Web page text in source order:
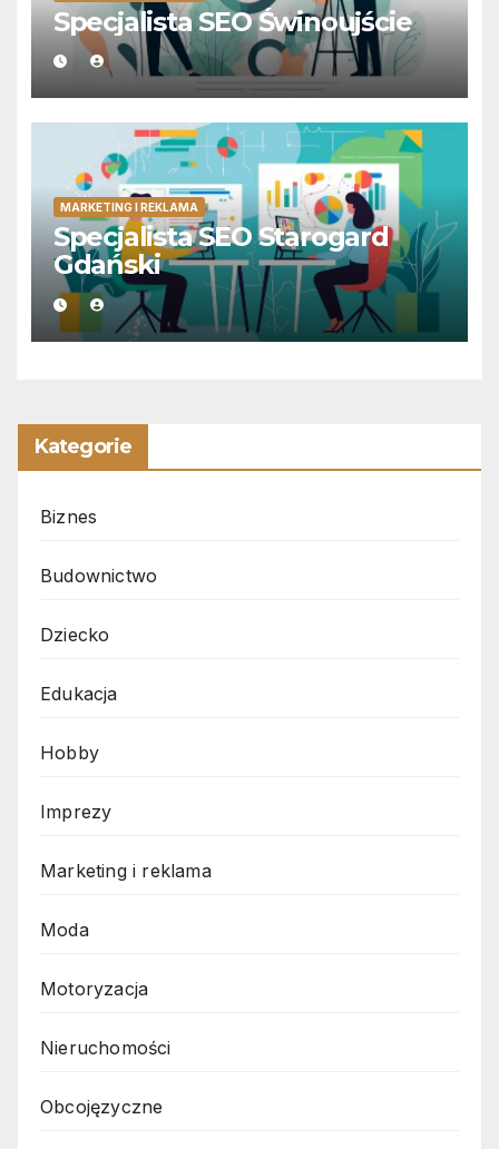
Specjalista SEO Świnoujście
MARKETING I REKLAMA
Specjalista SEO Starogard
Gdański
Kategorie
Biznes
Budownictwo
Dziecko
Edukacja
Hobby
Imprezy
Marketing i reklama
Moda
Motoryzacja
Nieruchomości
Obcojęzyczne